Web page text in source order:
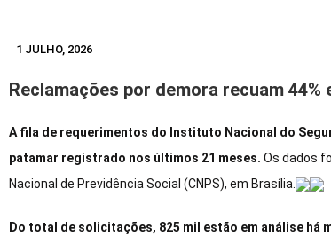
1 JULHO, 2026
Reclamações por demora recuam
A fila de requerimentos do Instituto Nacional do
patamar registrado nos últimos 21 meses. Os dados
Nacional de Previdência Social (CNPS), em Brasília.
Do total de solicitações, 825 mil estão em análise há